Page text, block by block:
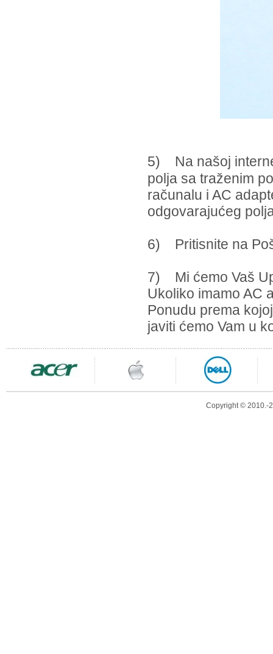
5) Na našoj
polja sa traženim
računalu i AC
odgovarajućeg
6) Pritisnite na
7) Mi ćemo Vaš
Ukoliko imamo AC
Ponudu prema
javiti ćemo Vam u
Copyright © 2010.-